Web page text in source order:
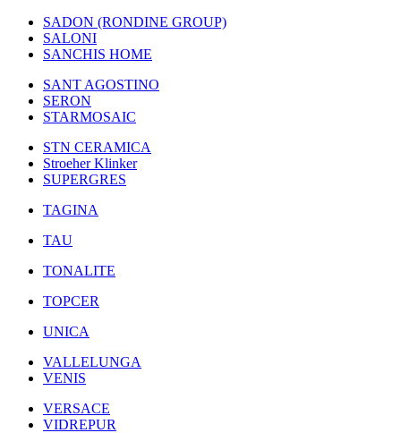
SADON (RONDINE GROUP)
SALONI
SANCHIS HOME
SANT AGOSTINO
SERON
STARMOSAIC
STN CERAMICA
Stroeher Klinker
SUPERGRES
TAGINA
TAU
TONALITE
TOPCER
UNICA
VALLELUNGA
VENIS
VERSACE
VIDREPUR